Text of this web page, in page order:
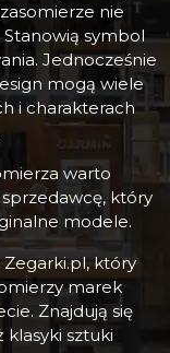
nie
symbol
Jednocześnie
mogą wiele
i charakterach
warto
który
modele.
Zegarki.pl, który
marek
Znajdują się
sztuki